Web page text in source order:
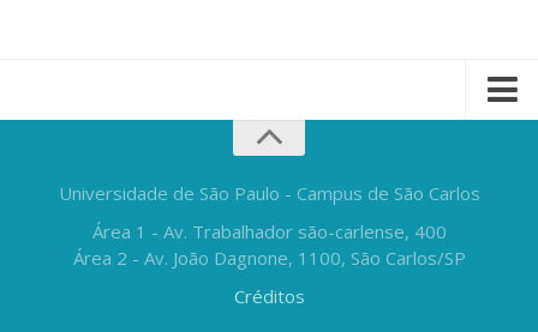
Universidade de São Paulo - Campus de São Carlos
Área 1 - Av. Trabalhador são-carlense, 400
Área 2 - Av. João Dagnone, 1100, São Carlos/SP
Créditos